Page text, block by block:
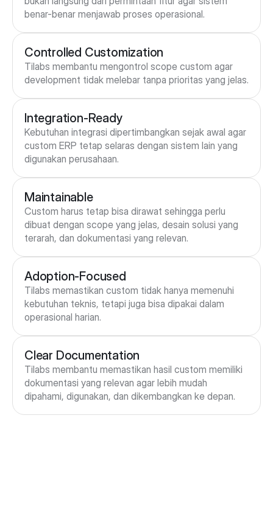
benar-benar menjawab proses operasional.
Controlled Customization
Tilabs membantu mengontrol scope custom agar
development tidak melebar tanpa prioritas yang jelas.
Integration-Ready
Kebutuhan integrasi dipertimbangkan sejak awal agar
custom ERP tetap selaras dengan sistem lain yang
digunakan perusahaan.
Maintainable
Custom harus tetap bisa dirawat sehingga perlu
dibuat dengan scope yang jelas, desain solusi yang
terarah, dan dokumentasi yang relevan.
Adoption-Focused
Tilabs memastikan custom tidak hanya memenuhi
kebutuhan teknis, tetapi juga bisa dipakai dalam
operasional harian.
Clear Documentation
Tilabs membantu memastikan hasil custom memiliki
dokumentasi yang relevan agar lebih mudah
dipahami, digunakan, dan dikembangkan ke depan.